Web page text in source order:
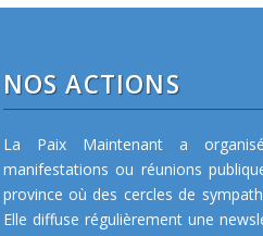
NOS ACTIONS
La Paix Maintenant a
manifestations ou réunions
province où des cercles de
Elle diffuse régulièrement une